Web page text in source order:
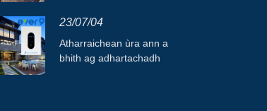
23/07/04
Atharraichean ùra ann a
bhith ag adhartachadh